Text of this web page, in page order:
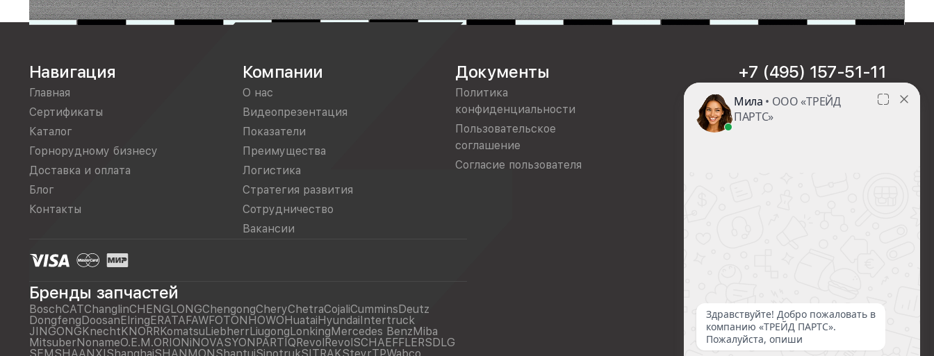
Навигация
Главная
Сертификаты
Каталог
Горнорудному бизнесу
Доставка и оплата
Блог
Контакты
Компании
О нас
Видеопрезентация
Показатели
Преимущества
Логистика
Стратегия развития
Сотрудничество
Вакансии
Документы
Политика
конфиденциальности
Пользовательское
соглашение
Согласие пользователя
+7 (495) 157-51-11
sales@trade-part.ru
Бренды запчастей
BoschCATChanglinCHENGLONGChengongCheryChetraCojaliCumminsDeutz
DongfengDoosanElringERATAFAWFOTONHOWOHuataiHyundaiIntertruck
JINGONGKnechtKNORRKomatsuLiebherrLiugongLonkingMercedes BenzMiba
MitsuberNonameO.E.M.ORIONiNOVASYONPARTIQRevolRevolSCHAEFFLERSDLG